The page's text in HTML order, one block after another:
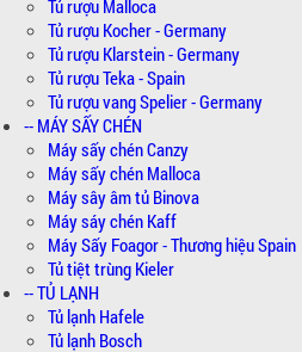
Tủ rượu Malloca
Tủ rượu Kocher - Germany
Tủ rượu Klarstein - Germany
Tủ rượu Teka - Spain
Tủ rượu vang Spelier - Germany
-- MÁY SẤY CHÉN
Máy sấy chén Canzy
Máy sấy chén Malloca
Máy sây âm tủ Binova
Máy sáy chén Kaff
Máy Sấy Foagor - Thương hiệu Spain
Tủ tiệt trùng Kieler
-- TỦ LẠNH
Tủ lạnh Hafele
Tủ lạnh Bosch